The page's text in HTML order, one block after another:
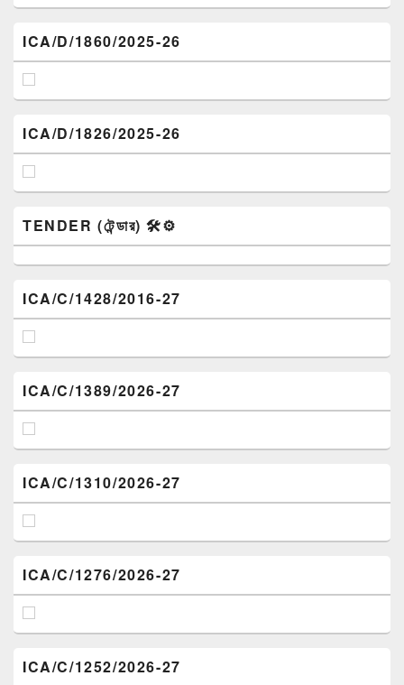
ICA/D/1860/2025-26
ICA/D/1826/2025-26
TENDER (টেন্ডার) 🛠️⚙️
ICA/C/1428/2016-27
ICA/C/1389/2026-27
ICA/C/1310/2026-27
ICA/C/1276/2026-27
ICA/C/1252/2026-27